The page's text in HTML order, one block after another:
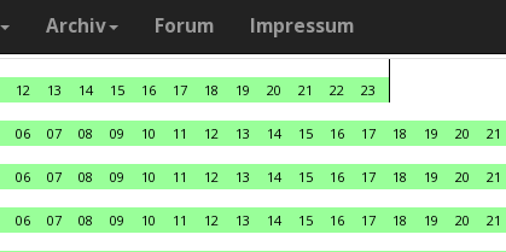
Archiv Forum Impressum
12 13 14 15 16 17 18 19 20 21 22
23
06 07 08 09 10 11 12 13 14 15 16 17 18 19 20 21
06 07 08 09 10 11 12 13 14 15 16 17 18 19 20 21
06 07 08 09 10 11 12 13 14 15 16 17 18 19 20 21